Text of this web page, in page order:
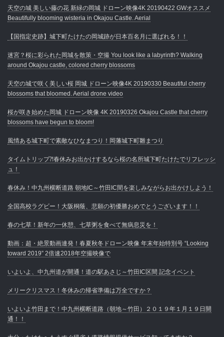
天空の城 美しい藤の花 新緑の岡城 ドローン映像4K 20190422 GWオススメ
Beautifully blooming wisteria in Okajou Castle. Aerial
【国指定史跡】城下町たけたの岡城跡が日本百名月に選ばれる！！
迷宮？桜に彩られた岡城を散策・空撮 You look like a labyrinth? Walking
around Okajou castle, colored cherry blossoms
天空の城で咲く美しい桜 岡城 ドローン映像4K 20190330 Beautiful cherry
blossoms that bloomed. Aerial drone video
桜が咲き始めた岡城 ドローン映像 4K 20190326 Okajou Castle that cherry
blossoms have begun to bloom!
風情ある城下町で素敵なひなまつり！岡藩城下町雛まつり
タイムトリップ⁈春休みお出かけするなら桜の名所城下町たけたでリフレッシ
ュ！
春休み！中九州横断道路 朝地IC～竹田IC間を楽しみながらお出かけしよう！
全国高校ラグビー！大阪桐蔭、悲願の初優勝おめでとうございます！！
春の七草！新年の一休憩、七草粥を食べて無病息災を！
動画：超・絶景動画連発！春夏秋冬ドローン映像 年末年始特別号 “Looking
toward 2019” 2倍速2018年空撮映像で
いよいよ、中九州道が開通！道の駅あさじ～竹田IC区間 記念イベント
メリークリスマス！冬休みの帰省準備は万全ですか？
いよいよ竹田まで！中九州横断道路（朝地～竹田）２０１９年１月１９日開
通！！